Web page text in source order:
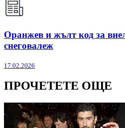
Оранжев и жълт код за
снеговалеж
17.02.2026
ПРОЧЕТЕТЕ ОЩЕ